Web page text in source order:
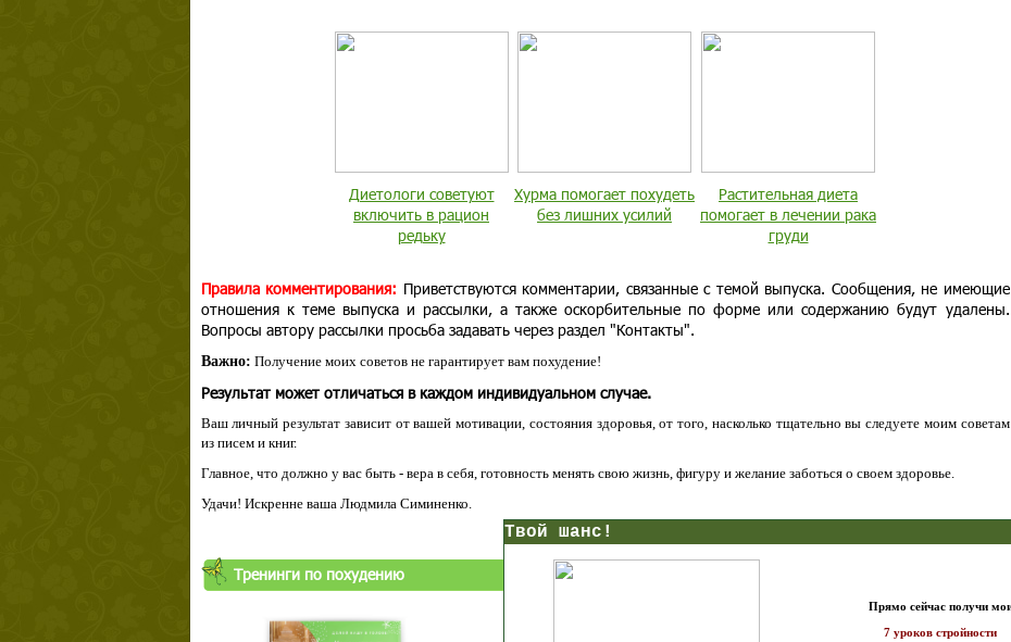
Диетологи советуют
включить в рацион
редьку
Хурма помогает похудеть
без лишних усилий
Растительная диета
помогает в лечении рака
груди
Правила комментирования: Приветствуются комментарии, связанные с темой выпуска. Сообщения, не имеющие
отношения к теме выпуска и рассылки, а также оскорбительные по форме или содержанию будут удалены.
Вопросы автору рассылки просьба задавать через раздел "Контакты".
Важно: Получение моих советов не гарантирует вам похудение!
Результат может отличаться в каждом индивидуальном случае.
Ваш личный результат зависит от вашей мотивации, состояния здоровья, от того, насколько тщательно вы следуете моим советам
из писем и книг.
Главное, что должно у вас быть - вера в себя, готовность менять свою жизнь, фигуру и желание заботься о своем здоровье.
Удачи! Искренне ваша Людмила Симиненко.
Тренинги по похудению
Твой шанс!
Прямо сейчас получи мои
7 уроков стройности